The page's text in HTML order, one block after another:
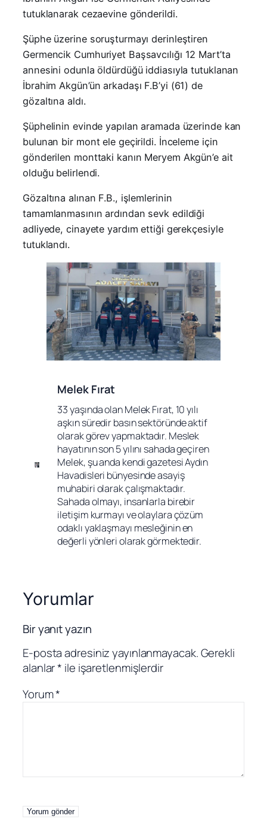
tutuklanarak cezaevine gönderildi.
Şüphe üzerine soruşturmayı derinleştiren
Germencik Cumhuriyet Başsavcılığı 12 Mart’ta
annesini odunla öldürdüğü iddiasıyla tutuklanan
İbrahim Akgün’ün arkadaşı F.B’yi (61) de
gözaltına aldı.
Şüphelinin evinde yapılan aramada üzerinde kan
bulunan bir mont ele geçirildi. İnceleme için
gönderilen monttaki kanın Meryem Akgün’e ait
olduğu belirlendi.
Gözaltına alınan F.B., işlemlerinin
tamamlanmasının ardından sevk edildiği
adliyede, cinayete yardım ettiği gerekçesiyle
tutuklandı.
Melek Fırat
33 yaşında olan Melek Fırat, 10 yılı
aşkın süredir basın sektöründe aktif
olarak görev yapmaktadır. Meslek
hayatının son 5 yılını sahada geçiren
Melek, şu anda kendi gazetesi Aydın
Havadisleri bünyesinde asayiş
muhabiri olarak çalışmaktadır.
Sahada olmayı, insanlarla birebir
iletişim kurmayı ve olaylara çözüm
odaklı yaklaşmayı mesleğinin en
değerli yönleri olarak görmektedir.
Yorumlar
Bir yanıt yazın
E-posta adresiniz yayınlanmayacak.Gerekli
alanlar* ile işaretlenmişlerdir
Yorum*